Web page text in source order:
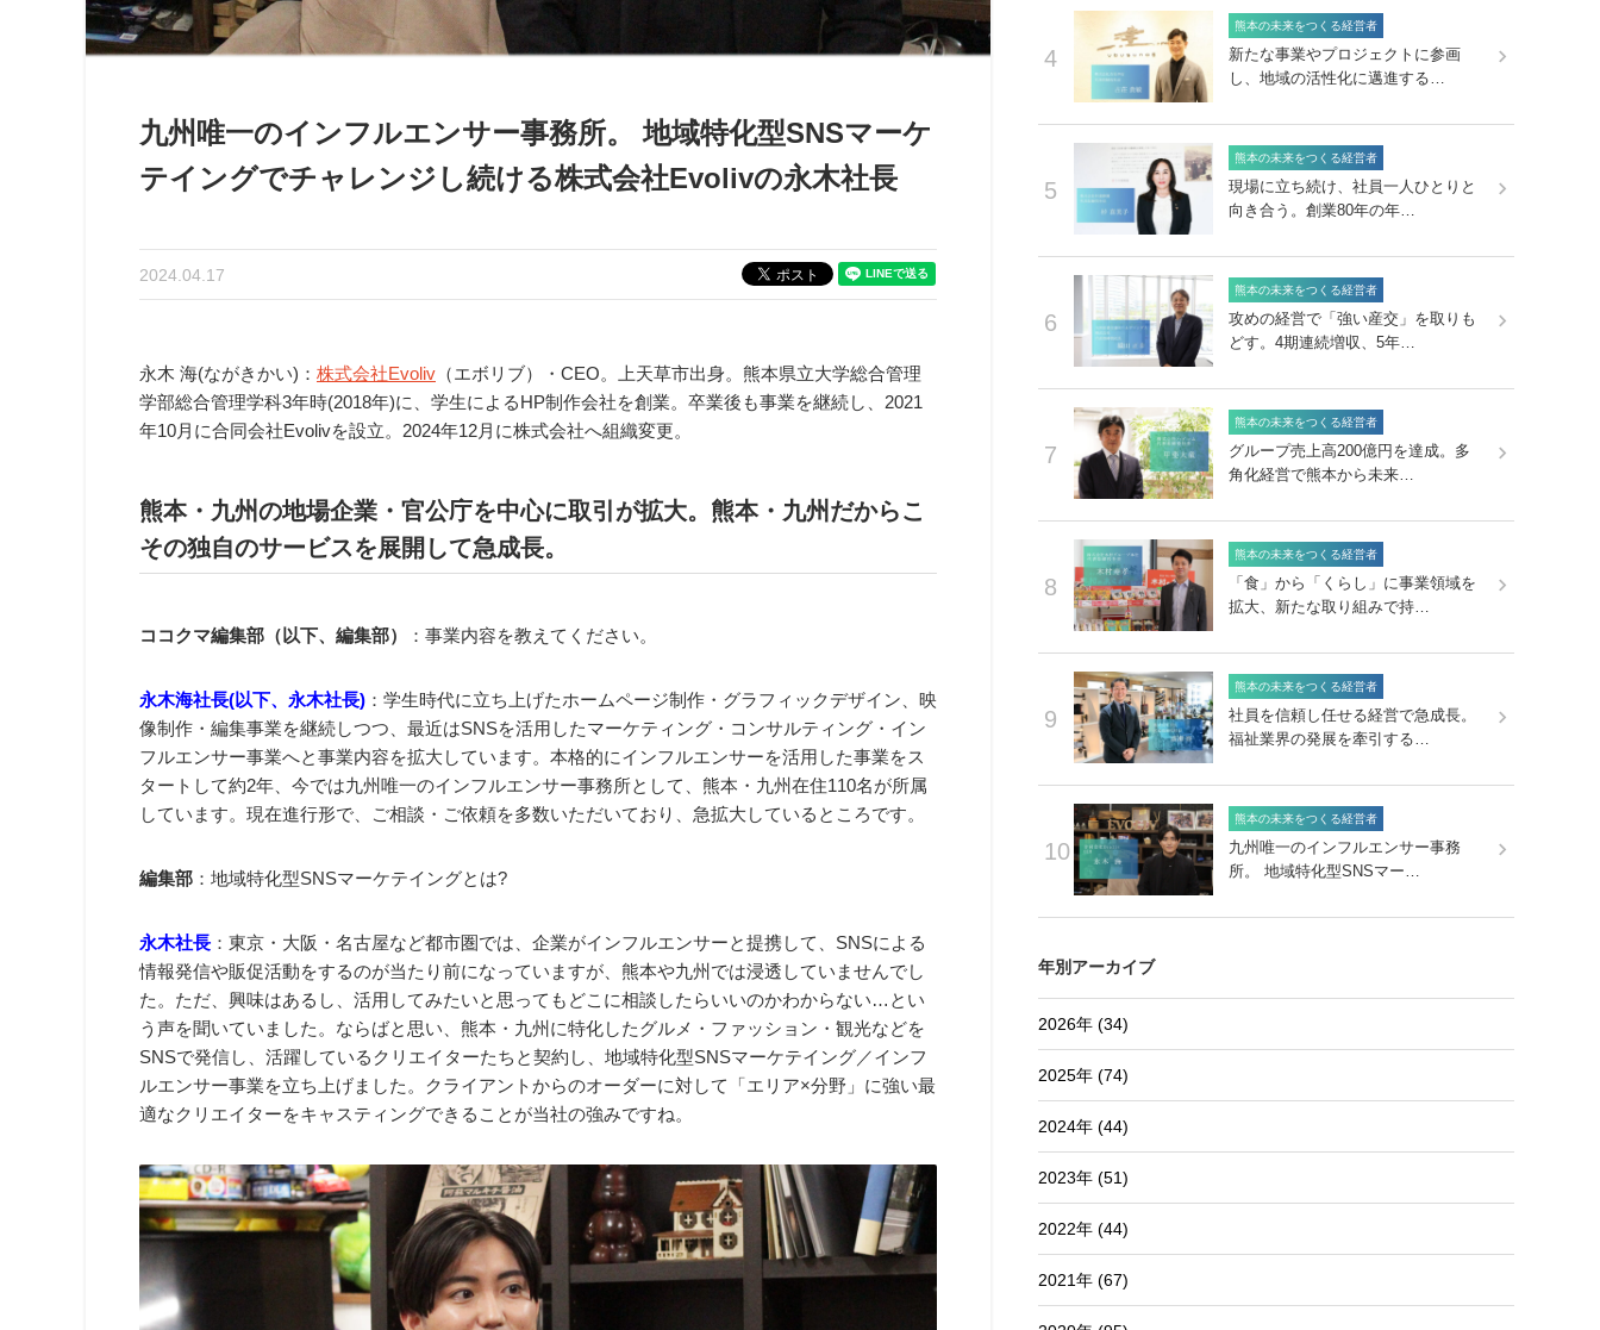
九州唯一のインフルエンサー事務所。 地域特化型SNSマーケ
テイングでチャレンジし続ける株式会社Evolivの永木社長
2024.04.17
永木 海(ながきかい)： 株式会社Evoliv （エボリブ）・CEO。上天草市出身。熊本県立大学総合管理
学部総合管理学科3年時(2018年)に、学生によるHP制作会社を創業。卒業後も事業を継続し、2021
年10月に合同会社Evolivを設立。2024年12月に株式会社へ組織変更。
熊本・九州の地場企業・官公庁を中心に取引が拡大。熊本・九州だからこ
その独自のサービスを展開して急成長。
ココクマ編集部（以下、編集部） ：事業内容を教えてください。
永木海社長(以下、永木社長) ：学生時代に立ち上げたホームページ制作・グラフィックデザイン、映
像制作・編集事業を継続しつつ、最近はSNSを活用したマーケティング・コンサルティング・イン
フルエンサー事業へと事業内容を拡大しています。本格的にインフルエンサーを活用した事業をス
タートして約2年、今では九州唯一のインフルエンサー事務所として、熊本・九州在住110名が所属
しています。現在進行形で、ご相談・ご依頼を多数いただいており、急拡大しているところです。
編集部 ：地域特化型SNSマーケテイングとは?
永木社長 ：東京・大阪・名古屋など都市圏では、企業がインフルエンサーと提携して、SNSによる
情報発信や販促活動をするのが当たり前になっていますが、熊本や九州では浸透していませんでし
た。ただ、興味はあるし、活用してみたいと思ってもどこに相談したらいいのかわからない…とい
う声を聞いていました。ならばと思い、熊本・九州に特化したグルメ・ファッション・観光などを
SNSで発信し、活躍しているクリエイターたちと契約し、地域特化型SNSマーケテイング／インフ
ルエンサー事業を立ち上げました。クライアントからのオーダーに対して「エリア×分野」に強い最
適なクリエイターをキャスティングできることが当社の強みですね。
4
熊本の未来をつくる経営者
新たな事業やプロジェクトに参画
し、地域の活性化に邁進する…
5
熊本の未来をつくる経営者
現場に立ち続け、社員一人ひとりと
向き合う。創業80年の年…
6
熊本の未来をつくる経営者
攻めの経営で「強い産交」を取りも
どす。4期連続増収、5年…
7
熊本の未来をつくる経営者
グループ売上高200億円を達成。多
角化経営で熊本から未来…
8
熊本の未来をつくる経営者
「食」から「くらし」に事業領域を
拡大、新たな取り組みで持…
9
熊本の未来をつくる経営者
社員を信頼し任せる経営で急成長。
福祉業界の発展を牽引する…
10
熊本の未来をつくる経営者
九州唯一のインフルエンサー事務
所。 地域特化型SNSマー…
年別アーカイブ
2026年 (34)
2025年 (74)
2024年 (44)
2023年 (51)
2022年 (44)
2021年 (67)